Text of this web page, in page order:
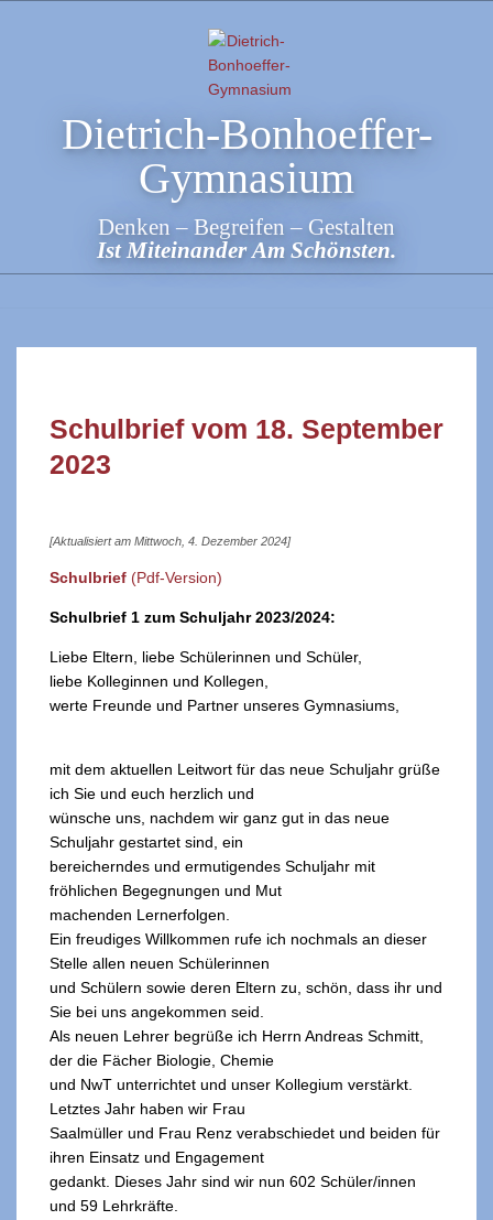
Dietrich-Bonhoeffer-
Gymnasium
Denken – Begreifen – Gestalten
Ist Miteinander Am Schönsten.
Schulbrief vom 18. September
2023
[Aktualisiert am Mittwoch, 4. Dezember 2024]
Schulbrief (Pdf-Version)
Schulbrief 1 zum Schuljahr 2023/2024:
Liebe Eltern, liebe Schülerinnen und Schüler,
liebe Kolleginnen und Kollegen,
werte Freunde und Partner unseres Gymnasiums,
mit dem aktuellen Leitwort für das neue Schuljahr grüße
ich Sie und euch herzlich und
wünsche uns, nachdem wir ganz gut in das neue
Schuljahr gestartet sind, ein
bereicherndes und ermutigendes Schuljahr mit
fröhlichen Begegnungen und Mut
machenden Lernerfolgen.
Ein freudiges Willkommen rufe ich nochmals an dieser
Stelle allen neuen Schülerinnen
und Schülern sowie deren Eltern zu, schön, dass ihr und
Sie bei uns angekommen seid.
Als neuen Lehrer begrüße ich Herrn Andreas Schmitt,
der die Fächer Biologie, Chemie
und NwT unterrichtet und unser Kollegium verstärkt.
Letztes Jahr haben wir Frau
Saalmüller und Frau Renz verabschiedet und beiden für
ihren Einsatz und Engagement
gedankt. Dieses Jahr sind wir nun 602 Schüler/innen
und 59 Lehrkräfte.